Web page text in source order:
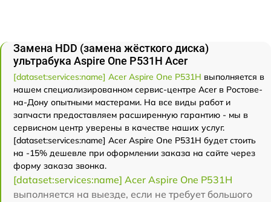
Замена HDD (замена жёсткого диска)
ультрабука Aspire One P531H Acer
[dataset:services:name] Acer Aspire One P531H выполняется в
нашем специализированном сервис-центре Acer в Ростове-
на-Дону опытными мастерами. На все виды работ и
запчасти предоставляем расширенную гарантию - мы в
сервисном центр уверены в качестве наших услуг.
[dataset:services:name] Acer Aspire One P531H будет стоить
на -15% дешевле при оформлении заказа на сайте через
форму заказа звонка.
[dataset:services:name] Acer Aspire One P531H
выполняется на выезде, если не требует большого